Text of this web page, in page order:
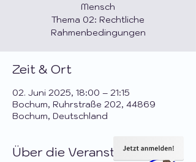
Mensch
Thema 02: Rechtliche
Rahmenbedingungen
Zeit & Ort
02. Juni 2025, 18:00 – 21:15
Bochum, Ruhrstraße 202, 44869
Bochum, Deutschland
Über die Veranstaltung